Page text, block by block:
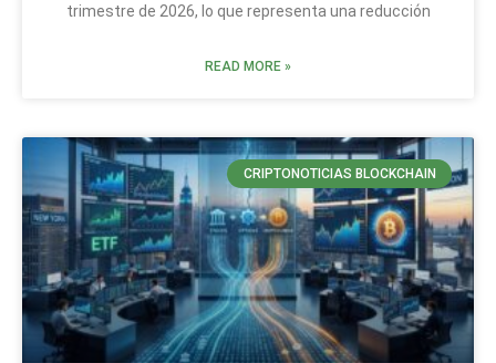
trimestre de 2026, lo que representa una reducción
READ MORE »
CRIPTONOTICIAS BLOCKCHAIN